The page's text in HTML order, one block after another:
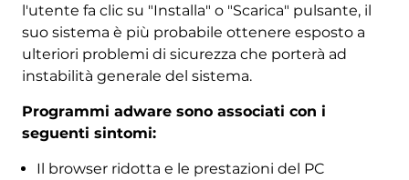
l'utente fa clic su "Installa" o "Scarica" ​​pulsante, il
suo sistema è più probabile ottenere esposto a
ulteriori problemi di sicurezza che porterà ad
instabilità generale del sistema.
Programmi adware sono associati con i
seguenti sintomi:
Il browser ridotta e le prestazioni del PC